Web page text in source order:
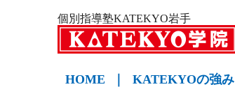
個別指導塾KATEKYO岩手
HOME KATEKYOの強み